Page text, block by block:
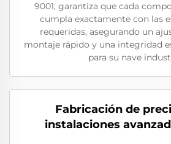
9001, garantiza que cada
cumpla exactamente con las
requeridas, asegurando un
montaje rápido y una integridad
para su nave
Fabricación de
instalaciones